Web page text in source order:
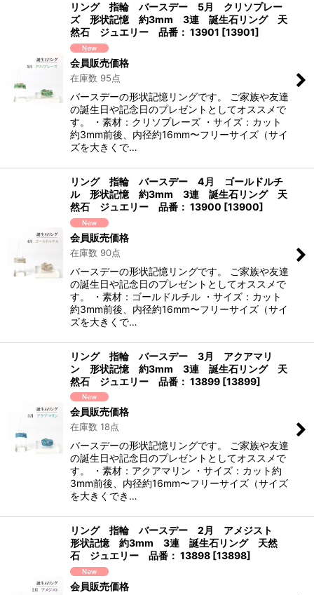
リング 指輪 バースデー 5月 クリソプレー
ズ 形状記憶 約3mm 3連 誕生石リング 天
然石 ジュエリー 品番： 13901 [13901]
会員販売価格
在庫数 95点
バースデーの形状記憶リングです。 ご家族や友達
の誕生日や記念日のプレゼントとしてオススメで
す。 ・素材：クリソプレーズ ・サイズ：カット
約3mm前後、内径約16mm〜フリーサイズ（サイ
ズを大きくで…
リング 指輪 バースデー 4月 ゴールドルチ
ル 形状記憶 約3mm 3連 誕生石リング 天
然石 ジュエリー 品番： 13900 [13900]
会員販売価格
在庫数 90点
バースデーの形状記憶リングです。 ご家族や友達
の誕生日や記念日のプレゼントとしてオススメで
す。 ・素材：ゴールドルチル ・サイズ：カット
約3mm前後、内径約16mm〜フリーサイズ（サイ
ズを大きくで…
リング 指輪 バースデー 3月 アクアマリ
ン 形状記憶 約3mm 3連 誕生石リング 天
然石 ジュエリー 品番： 13899 [13899]
会員販売価格
在庫数 18点
バースデーの形状記憶リングです。 ご家族や友達
の誕生日や記念日のプレゼントとしてオススメで
す。 ・素材：アクアマリン ・サイズ：カット約
3mm前後、内径約16mm〜フリーサイズ（サイズ
を大きくでき…
リング 指輪 バースデー 2月 アメジスト
形状記憶 約3mm 3連 誕生石リング 天然
石 ジュエリー 品番： 13898 [13898]
会員販売価格